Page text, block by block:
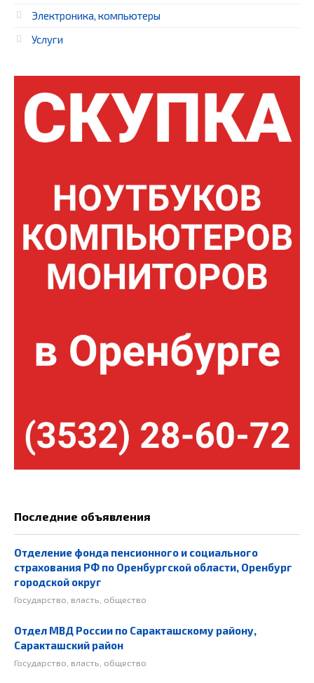
Электроника, компьютеры
Услуги
Последние объявления
Отделение фонда пенсионного и социального
страхования РФ по Оренбургской области, Оренбург
городской округ
Государство, власть, общество
Отдел МВД России по Саракташскому району,
Саракташский район
Государство, власть, общество